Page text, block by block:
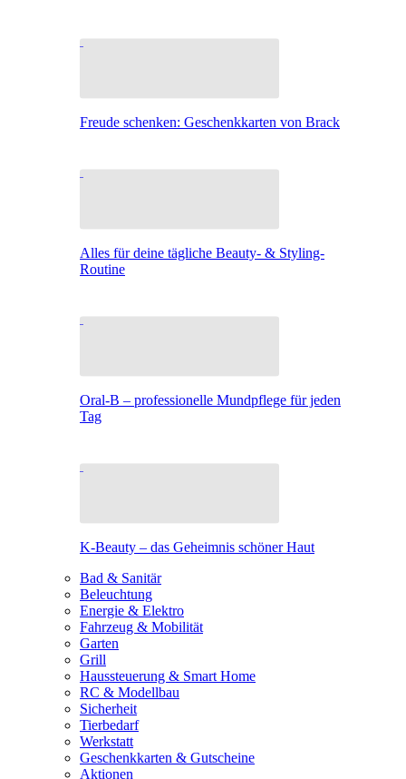
Freude schenken: Geschenkkarten von Brack
Alles für deine tägliche Beauty- & Styling-
Routine
Oral-B – professionelle Mundpflege für jeden
Tag
K-Beauty – das Geheimnis schöner Haut
Bad & Sanitär
Beleuchtung
Energie & Elektro
Fahrzeug & Mobilität
Garten
Grill
Haussteuerung & Smart Home
RC & Modellbau
Sicherheit
Tierbedarf
Werkstatt
Geschenkkarten & Gutscheine
Aktionen